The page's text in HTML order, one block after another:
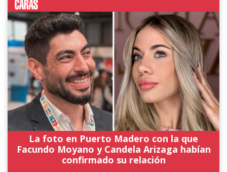
La foto en Puerto Madero con la que
Facundo Moyano y Candela Arizaga habían
confirmado su relación